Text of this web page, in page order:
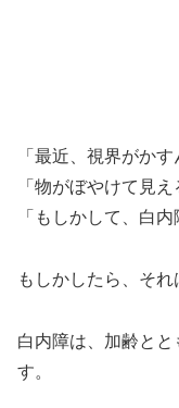
「最近、視界がかす
「物がぼやけて見え
「もしかして、白内
もしかしたら、それ
白内障は、加齢と
す。